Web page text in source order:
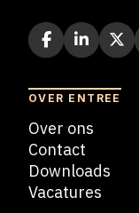
OVER ENTREE
Over ons
Contact
Downloads
Vacatures